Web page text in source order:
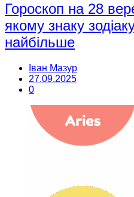
Гороскоп на 28
якому знаку
найбільше
Іван Мазур
27.09.2025
0